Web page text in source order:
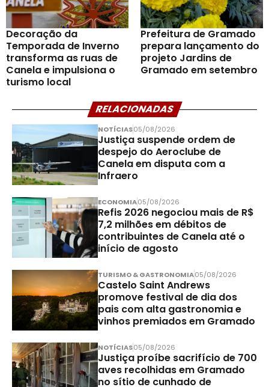
Decoração da
Temporada de Inverno
transforma as ruas de
Canela e impulsiona o
turismo local
Prefeitura de Gramado
prepara lançamento do
projeto Jardins de
Gramado em setembro
RELACIONADAS
NOTÍCIAS05/08/2026
Justiça suspende ordem de
despejo do Aeroclube de
Canela em disputa com a
Infraero
ECONOMIA05/08/2026
Refis 2026 negociou mais de R$
7,2 milhões em débitos de
contribuintes de Canela até o
início de agosto
TURISMO & GASTRONOMIA05/08/2026
Castelo Saint Andrews
promove festival de dia dos
pais com alta gastronomia e
vinhos premiados em Gramado
NOTÍCIAS05/08/2026
Justiça proíbe sacrifício de 700
aves recolhidas em Gramado
no sítio de cunhado de